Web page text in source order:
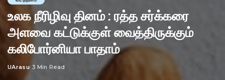
உலக நீரிழிவு தினம் : ரத்த சர்க்கரை
அளவை கட்டுக்குள் வைத்திருக்கும்
கலிபோர்னியா பாதாம்
Posted
UArasu 3 Min Read